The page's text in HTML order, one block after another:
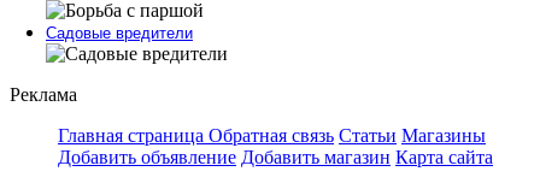
Садовые вредители
Реклама
Главная страница Обратная связь Статьи Магазины
Добавить объявление Добавить магазин Карта сайта